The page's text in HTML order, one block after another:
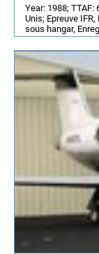
Year: 1988; TTAF:
Unis; Epreuve IFR,
sous hangar,